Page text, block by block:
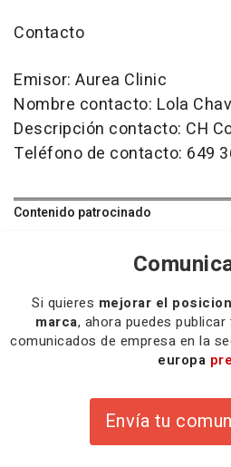
Contacto
Emisor: Aurea Clinic
Nombre contacto: Lola
Descripción contacto: CH
Teléfono de contacto: 649
Contenido patrocinado
Si quieres mejorar el
marca, ahora puedes
comunicados de empresa en la
europa
Envía tu